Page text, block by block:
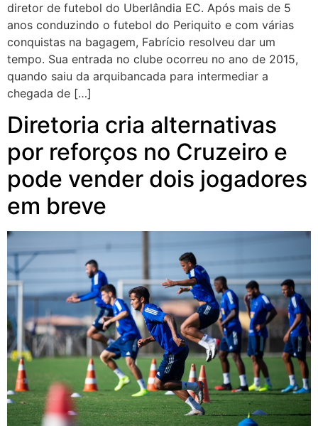
diretor de futebol do Uberlândia EC. Após mais de 5
anos conduzindo o futebol do Periquito e com várias
conquistas na bagagem, Fabrício resolveu dar um
tempo. Sua entrada no clube ocorreu no ano de 2015,
quando saiu da arquibancada para intermediar a
chegada de […]
Diretoria cria alternativas
por reforços no Cruzeiro e
pode vender dois jogadores
em breve